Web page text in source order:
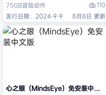
75GB冒险动作
110
发行日期：2024-9-9
8月8日 更新
心之眼（MindsEye）免安装中文版